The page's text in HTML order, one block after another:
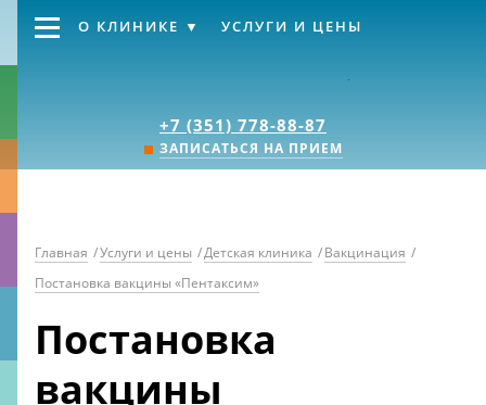
+7 (351) 778-88-87
ЗАПИСАТЬСЯ НА ПРИЕМ
О КЛИНИКЕ УСЛУГИ И ЦЕНЫ
Главная /Услуги и цены /Детская клиника /Вакцинация /
Постановка вакцины «Пентаксим»
Постановка
вакцины